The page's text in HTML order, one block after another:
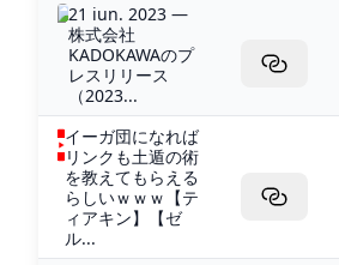
21 iun. 2023 —
株式会社
KADOKAWAのプ
レスリリース
（2023...
イーガ団になれば
リンクも土遁の術
を教えてもらえる
らしいｗｗｗ【テ
ィアキン】【ゼ
ル...